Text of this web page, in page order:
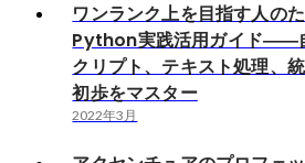
ワンランク上を目指す人の
Python実践活用ガイド――
クリプト、テキスト処理、
初歩をマスター
2022年3月